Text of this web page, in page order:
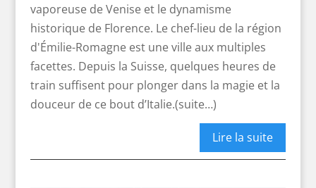
vaporeuse de Venise et le dynamisme
historique de Florence. Le chef-lieu de la région
d'Émilie-Romagne est une ville aux multiples
facettes. Depuis la Suisse, quelques heures de
train suffisent pour plonger dans la magie et la
douceur de ce bout d’Italie.(suite…)
Lire la suite